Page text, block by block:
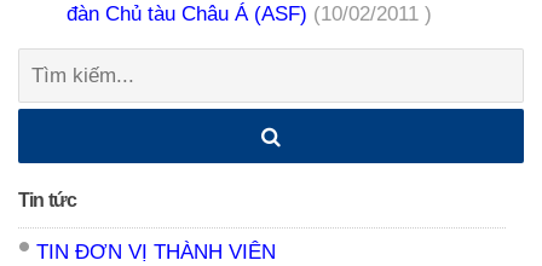
đàn Chủ tàu Châu Á (ASF) (10/02/2011 )
Tìm
Tin tức
TIN ĐƠN VỊ THÀNH VIÊN